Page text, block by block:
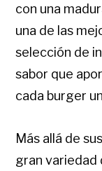
con una
una de las
selección de
sabor que
cada burger
Más allá de
gran variedad